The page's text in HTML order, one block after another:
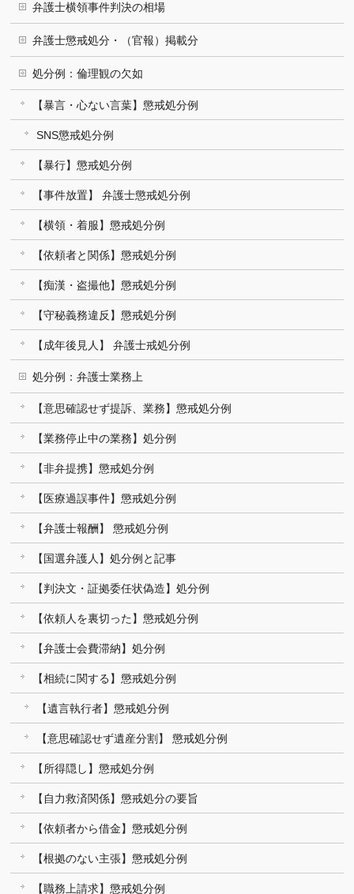
弁護士横領事件判決の相場
弁護士懲戒処分・（官報）掲載分
処分例：倫理観の欠如
【暴言・心ない言葉】懲戒処分例
SNS懲戒処分例
【暴行】懲戒処分例
【事件放置】 弁護士懲戒処分例
【横領・着服】懲戒処分例
【依頼者と関係】懲戒処分例
【痴漢・盗撮他】懲戒処分例
【守秘義務違反】懲戒処分例
【成年後見人】 弁護士戒処分例
処分例：弁護士業務上
【意思確認せず提訴、業務】懲戒処分例
【業務停止中の業務】処分例
【非弁提携】懲戒処分例
【医療過誤事件】懲戒処分例
【弁護士報酬】 懲戒処分例
【国選弁護人】処分例と記事
【判決文・証拠委任状偽造】処分例
【依頼人を裏切った】懲戒処分例
【弁護士会費滞納】処分例
【相続に関する】懲戒処分例
【遺言執行者】懲戒処分例
【意思確認せず遺産分割】 懲戒処分例
【所得隠し】懲戒処分例
【自力救済関係】懲戒処分の要旨
【依頼者から借金】懲戒処分例
【根拠のない主張】懲戒処分例
【職務上請求】懲戒処分例